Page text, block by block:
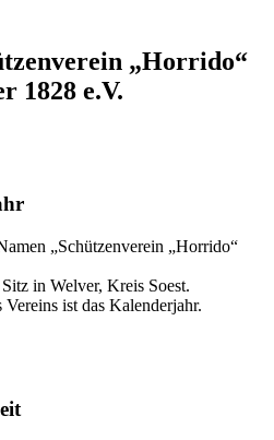
„Horrido“
1828 e.V.
„Schützenverein „Horrido“
in Welver, Kreis Soest.
ist das Kalenderjahr.